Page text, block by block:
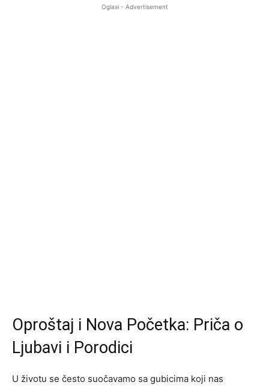
Oglasi - Advertisement
Oproštaj i Nova Početka: Priča o
Ljubavi i Porodici
U životu se često suočavamo sa gubicima koji nas